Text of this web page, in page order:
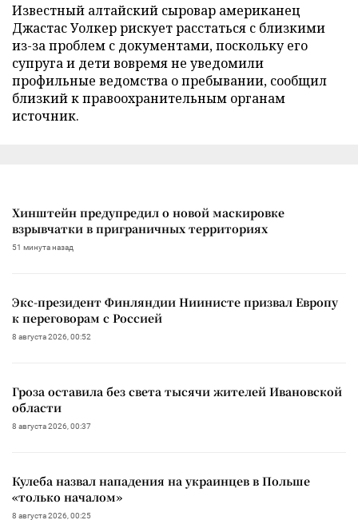
Известный алтайский сыровар американец
Джастас Уолкер рискует расстаться с близкими
из-за проблем с документами, поскольку его
супруга и дети вовремя не уведомили
профильные ведомства о пребывании, сообщил
близкий к правоохранительным органам
источник.
Хинштейн предупредил о новой маскировке
взрывчатки в приграничных территориях
51 минута назад
Экс-президент Финляндии Ниинисте призвал Европу
к переговорам с Россией
8 августа 2026, 00:52
Гроза оставила без света тысячи жителей Ивановской
области
8 августа 2026, 00:37
Кулеба назвал нападения на украинцев в Польше
«только началом»
8 августа 2026, 00:25